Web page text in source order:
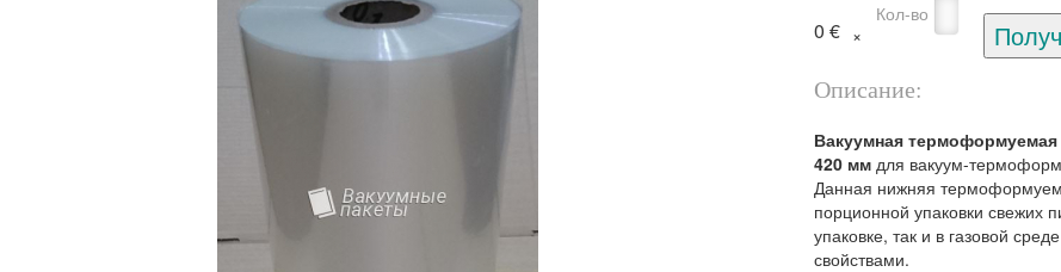
0 €
Кол-во
Описание:
Вакуумная термоформуемая
420 ммдля вакуум-
Данная нижняя
порционной упаковки свежих
упаковке, так и в газовой
свойствами.